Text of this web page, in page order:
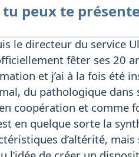
peux te
le directeur du service
fêter ses 20
et j’ai à la fois été
du pathologique dans
en coopération et
en quelque sorte la
d’altérité,